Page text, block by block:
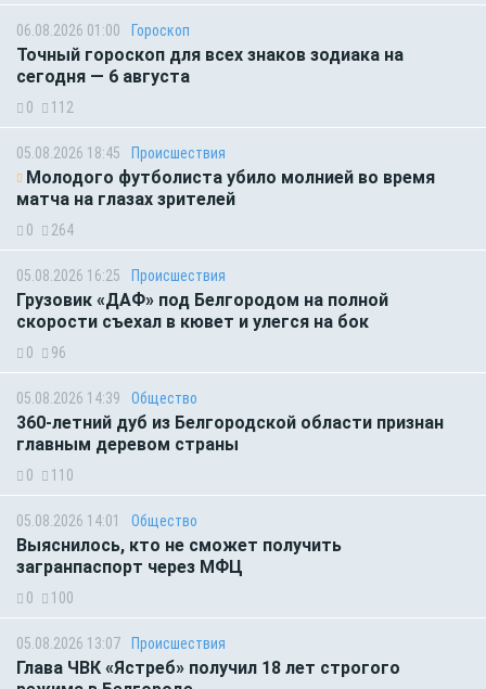
06.08.2026 01:00 Гороскоп
Точный гороскоп для всех знаков зодиака на
сегодня — 6 августа
0 112
05.08.2026 18:45 Происшествия
Молодого футболиста убило молнией во время
матча на глазах зрителей
0 264
05.08.2026 16:25 Происшествия
Грузовик «ДАФ» под Белгородом на полной
скорости съехал в кювет и улегся на бок
0 96
05.08.2026 14:39 Общество
360-летний дуб из Белгородской области признан
главным деревом страны
0 110
05.08.2026 14:01 Общество
Выяснилось, кто не сможет получить
загранпаспорт через МФЦ
0 100
05.08.2026 13:07 Происшествия
Глава ЧВК «Ястреб» получил 18 лет строгого